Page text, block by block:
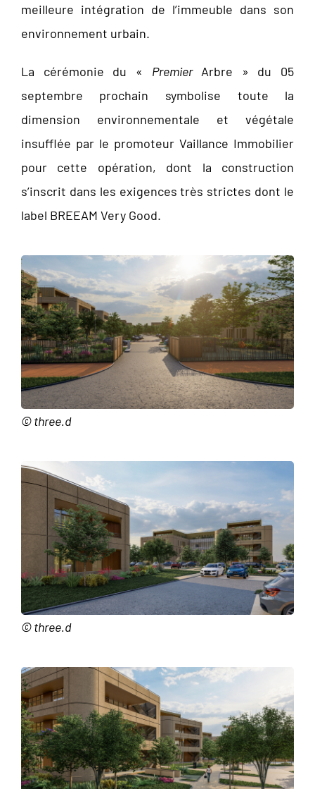
meilleure intégration de l’immeuble dans son
environnement urbain.
La cérémonie du « Premier Arbre » du 05
septembre prochain symbolise toute la
dimension environnementale et végétale
insufflée par le promoteur Vaillance Immobilier
pour cette opération, dont la construction
s’inscrit dans les exigences très strictes dont le
label BREEAM Very Good.
© three.d
© three.d